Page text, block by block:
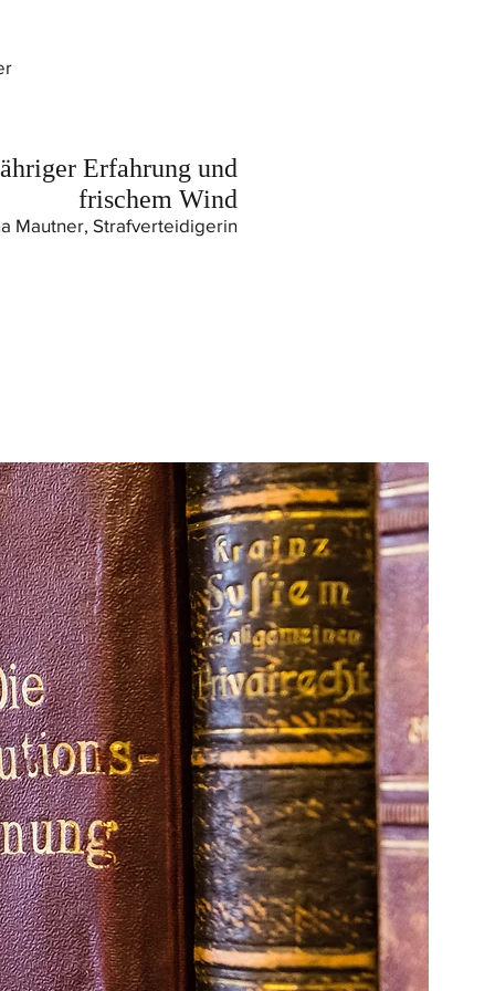
Erfahrung und
frischem Wind
Mautner, Strafverteidigerin